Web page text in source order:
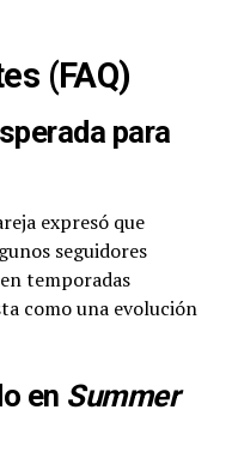
(FAQ)
para
expresó que
seguidores
temporadas
como una evolución
en Summer